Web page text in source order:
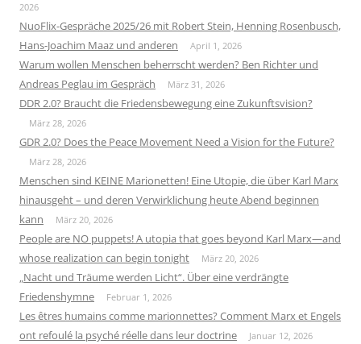
2026
NuoFlix-Gespräche 2025/26 mit Robert Stein, Henning Rosenbusch,
Hans-Joachim Maaz und anderen
April 1, 2026
Warum wollen Menschen beherrscht werden? Ben Richter und
Andreas Peglau im Gespräch
März 31, 2026
DDR 2.0? Braucht die Friedensbewegung eine Zukunftsvision?
März 28, 2026
GDR 2.0? Does the Peace Movement Need a Vision for the Future?
März 28, 2026
Menschen sind KEINE Marionetten! Eine Utopie, die über Karl Marx
hinausgeht – und deren Verwirklichung heute Abend beginnen
kann
März 20, 2026
People are NO puppets! A utopia that goes beyond Karl Marx—and
whose realization can begin tonight
März 20, 2026
„Nacht und Träume werden Licht“. Über eine verdrängte
Friedenshymne
Februar 1, 2026
Les êtres humains comme marionnettes? Comment Marx et Engels
ont refoulé la psyché réelle dans leur doctrine
Januar 12, 2026